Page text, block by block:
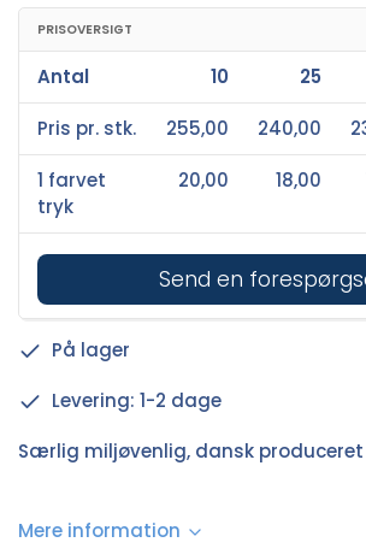
PRISOVERSIGT
Send en
Antal 10 25
Pris pr. stk. 255,00 240,00
1 farvet
tryk
20,00 18,00
På lager
Levering: 1-2 dage
Særlig miljøvenlig, dansk produceret
Mere information